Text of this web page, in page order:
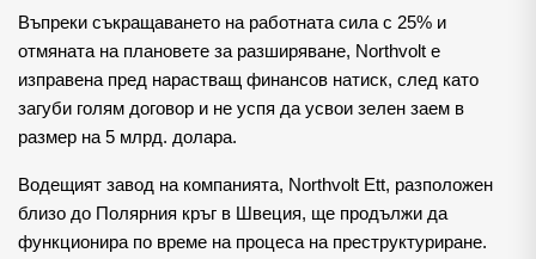
Въпреки съкращаването на работната сила с 25% и
отмяната на плановете за разширяване, Northvolt е
изправена пред нарастващ финансов натиск, след като
загуби голям договор и не успя да усвои зелен заем в
размер на 5 млрд. долара.
Водещият завод на компанията, Northvolt Ett, разположен
близо до Полярния кръг в Швеция, ще продължи да
функционира по време на процеса на преструктуриране.